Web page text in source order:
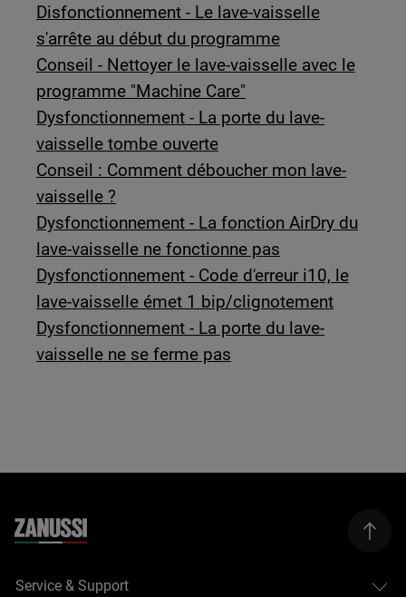
Disfonctionnement - Le lave-vaisselle
s'arrête au début du programme
Conseil - Nettoyer le lave-vaisselle avec le
programme "Machine Care"
Dysfonctionnement - La porte du lave-
vaisselle tombe ouverte
Conseil : Comment déboucher mon lave-
vaisselle ?
Dysfonctionnement - La fonction AirDry du
lave-vaisselle ne fonctionne pas
Dysfonctionnement - Code d'erreur i10, le
lave-vaisselle émet 1 bip/clignotement
Dysfonctionnement - La porte du lave-
vaisselle ne se ferme pas
Service & Support